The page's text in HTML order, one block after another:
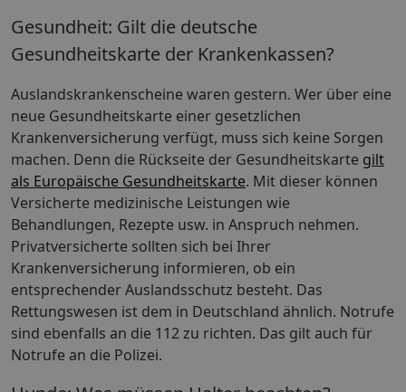
Gesundheit: Gilt die deutsche
Gesundheitskarte der Krankenkassen?
Auslandskrankenscheine waren gestern. Wer über eine
neue Gesundheitskarte einer gesetzlichen
Krankenversicherung verfügt, muss sich keine Sorgen
machen. Denn die Rückseite der Gesundheitskarte gilt
als Europäische Gesundheitskarte. Mit dieser können
Versicherte medizinische Leistungen wie
Behandlungen, Rezepte usw. in Anspruch nehmen.
Privatversicherte sollten sich bei Ihrer
Krankenversicherung informieren, ob ein
entsprechender Auslandsschutz besteht. Das
Rettungswesen ist dem in Deutschland ähnlich. Notrufe
sind ebenfalls an die 112 zu richten. Das gilt auch für
Notrufe an die Polizei.